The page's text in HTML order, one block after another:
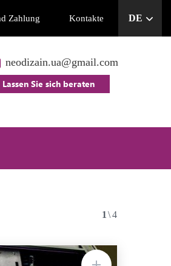
Zahlung Kontakte DE
neodizain.ua@gmail.com
Lassen Sie sich beraten
1\4